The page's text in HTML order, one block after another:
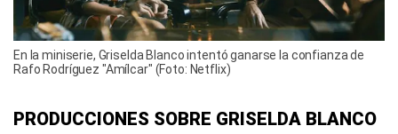
En la miniserie, Griselda Blanco intentó ganarse la confianza de
Rafo Rodríguez "Amílcar" (Foto: Netflix)
PRODUCCIONES SOBRE GRISELDA BLANCO